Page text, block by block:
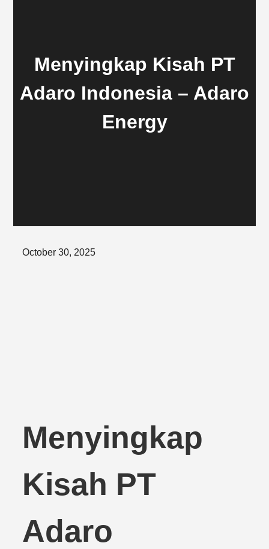
Menyingkap Kisah PT
Adaro Indonesia – Adaro
Energy
Posted
October 30, 2025
Menyingkap
Kisah PT
Adaro